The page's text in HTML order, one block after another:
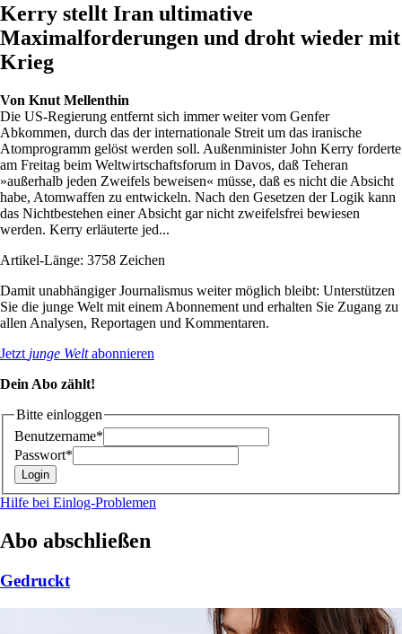
Kerry stellt Iran ultimative
Maximalforderungen und droht wieder mit
Krieg
Von Knut Mellenthin
Die US-Regierung entfernt sich immer weiter vom Genfer
Abkommen, durch das der internationale Streit um das iranische
Atomprogramm gelöst werden soll. Außenminister John Kerry forderte
am Freitag beim Weltwirtschaftsforum in Davos, daß Teheran
»außerhalb jeden Zweifels beweisen« müsse, daß es nicht die Absicht
habe, Atomwaffen zu entwickeln. Nach den Gesetzen der Logik kann
das Nichtbestehen einer Absicht gar nicht zweifelsfrei bewiesen
werden. Kerry erläuterte jed...
Artikel-Länge: 3758 Zeichen
Damit unabhängiger Journalismus weiter möglich bleibt: Unterstützen
Sie die junge Welt mit einem Abonnement und erhalten Sie Zugang zu
allen Analysen, Reportagen und Kommentaren.
Jetzt junge Weltabonnieren
Dein Abo zählt!
Bitte einloggen
Benutzername*
Passwort*
Hilfe bei Einlog-Problemen
Abo abschließen
Gedruckt